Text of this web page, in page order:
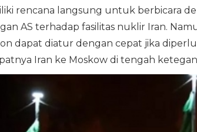
rencana langsung untuk berbicara
AS terhadap fasilitas nuklir Iran.
dapat diatur dengan cepat jika
Iran ke Moskow di tengah